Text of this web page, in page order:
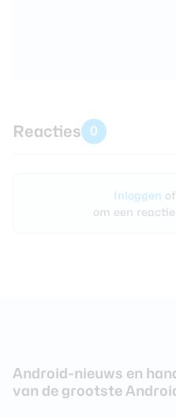
Reacties 0
Inloggen of
om een
Android-nieuws en
van de grootste